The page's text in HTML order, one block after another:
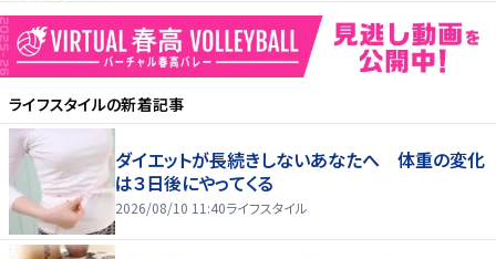
ライフスタイルの新着記事
ダイエットが長続きしないあなたへ 体重の変化
は３日後にやってくる
2026/08/10 11:40ライフスタイル